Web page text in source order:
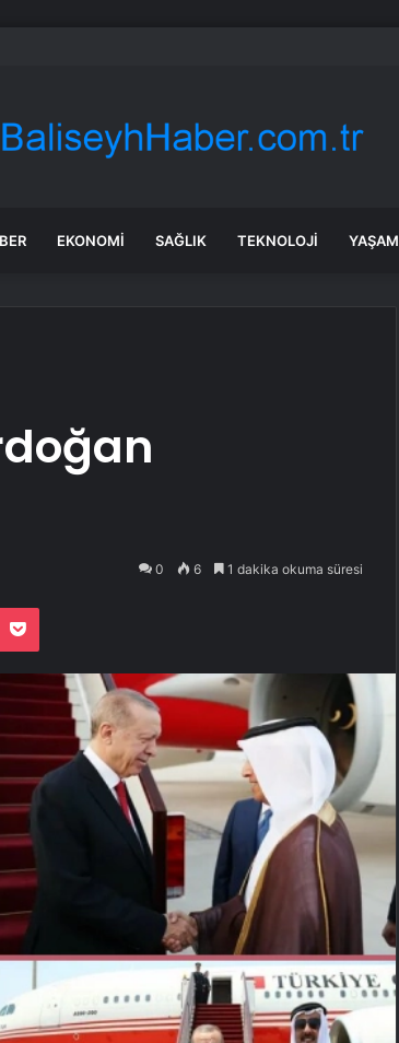
Piyasasında Temmuz 2024 Gelişmeleri
EKONOMI SAĞLIK TEKNOLOJI YAŞAM
0 6 1 dakika okuma süresi
Pocket